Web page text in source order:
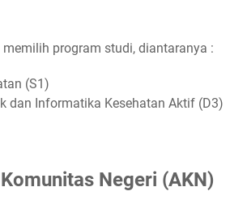
program studi, diantaranya :
(S1)
dan Informatika Kesehatan Aktif (D3)
Negeri (AKN)